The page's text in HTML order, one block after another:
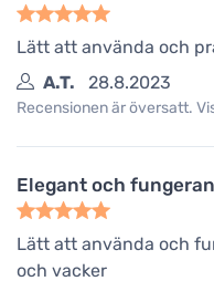
Lätt att använda och
A.T.
28.8.2023
Recensionen är översatt.
Elegant och
Lätt att använda och
och vacker